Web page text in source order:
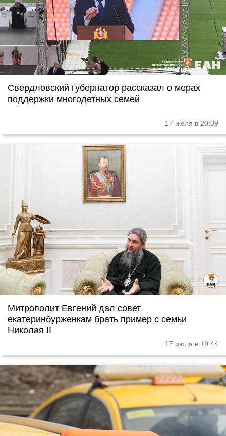
Свердловский губернатор рассказал о мерах
поддержки многодетных семей
17 июля в 20:09
Митрополит Евгений дал совет
екатеринбурженкам брать пример с семьи
Николая II
17 июля в 19:44